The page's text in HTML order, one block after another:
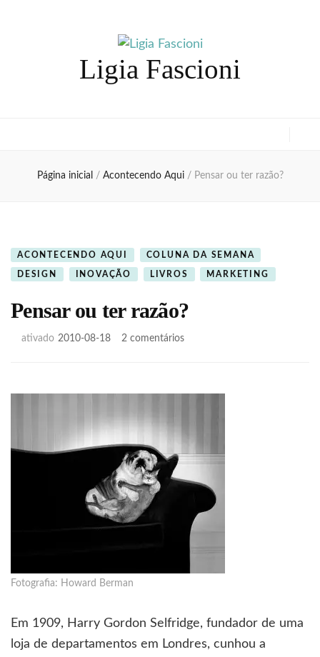
Ligia Fascioni
Página inicial / Acontecendo Aqui / Pensar ou ter razão?
ACONTECENDO AQUI COLUNA DA SEMANA
DESIGN INOVAÇÃO LIVROS MARKETING
Pensar ou ter razão?
ativado 2010-08-18 2 comentáriosem
Fotografia: Howard Berman
Em 1909, Harry Gordon Selfridge, fundador de uma
loja de departamentos em Londres, cunhou a